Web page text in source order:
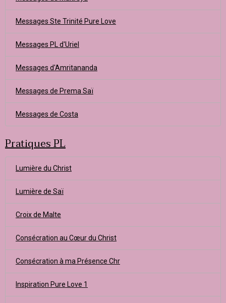
Messages Ste Trinité Pure Love
Messages PL d'Uriel
Messages d'Amritananda
Messages de Prema Saï
Messages de Costa
Pratiques PL
Lumière du Christ
Lumière de Saï
Croix de Malte
Consécration au Cœur du Christ
Consécration à ma Présence Chr
Inspiration Pure Love 1